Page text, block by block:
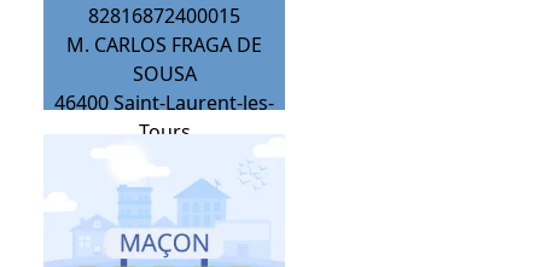
82816872400015
M. CARLOS FRAGA DE
SOUSA
46400Saint-Laurent-les-
Tours